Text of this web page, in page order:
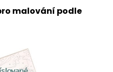
malování podle